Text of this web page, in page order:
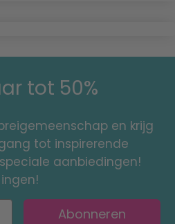
tot 50%
en krijg
tot inspirerende
aanbiedingen!
ingen!
Abonneren